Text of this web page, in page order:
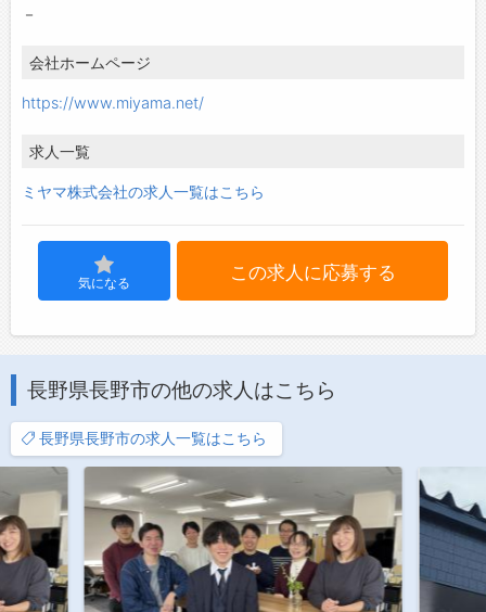
－
会社ホームページ
https://www.miyama.net/
求人一覧
ミヤマ株式会社の求人一覧はこちら
気になる この求人に応募する
長野県長野市の他の求人はこちら
長野県長野市の求人一覧はこちら